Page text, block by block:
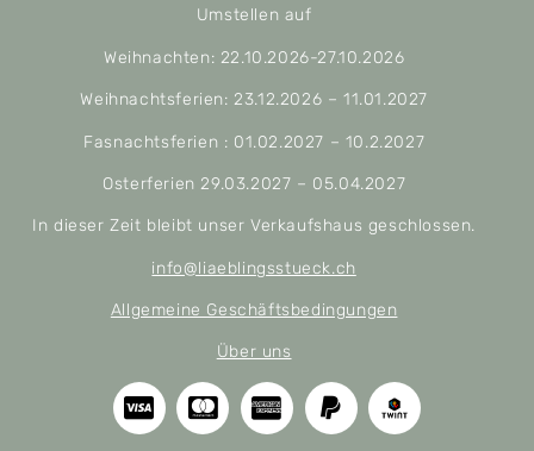
Umstellen auf
Weihnachten: 22.10.2026-27.10.2026
Weihnachtsferien: 23.12.2026 – 11.01.2027
Fasnachtsferien : 01.02.2027 – 10.2.2027
Osterferien 29.03.2027 – 05.04.2027
In dieser Zeit bleibt unser Verkaufshaus geschlossen.
info@liaeblingsstueck.ch
Allgemeine Geschäftsbedingungen
Über uns